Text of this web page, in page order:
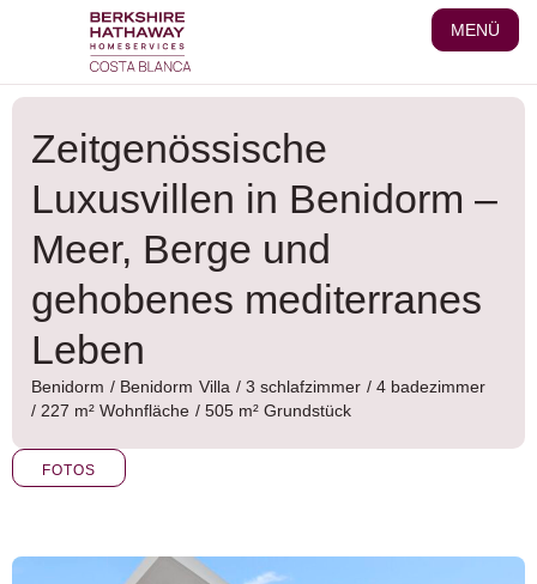
MENÜ
Zeitgenössische
Luxusvillen in Benidorm –
Meer, Berge und
gehobenes mediterranes
Leben
Benidorm / Benidorm Villa / 3 schlafzimmer / 4 badezimmer
/ 227 m² Wohnfläche / 505 m² Grundstück
FOTOS